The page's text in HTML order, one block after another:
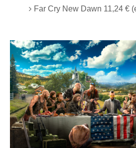
Far Cry New Dawn 11,24 €